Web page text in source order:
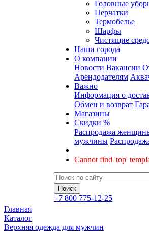
Головные
Перчатки
Термобелье
Шарфы
Чистящие
Наши города
О компании
Новости Вакансии
Арендодателям
Важно
Информация о
Обмен и возврат
Магазины
Скидки %
Распродажа
мужчины
Cannot find 'top'
+7 800 775-12-25
Главная
Каталог
Верхняя одежда для мужчин